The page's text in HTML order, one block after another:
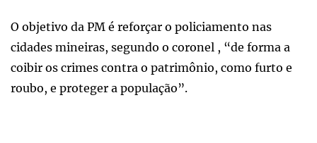
O objetivo da PM é reforçar o policiamento nas
cidades mineiras, segundo o coronel , “de forma a
coibir os crimes contra o patrimônio, como furto e
roubo, e proteger a população”.